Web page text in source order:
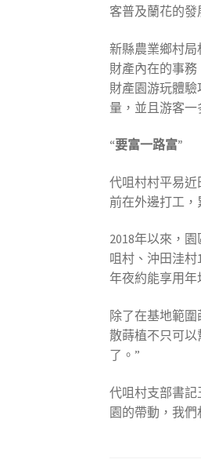
客普及蘭花的
新縣農業鄉村
財產內在的事
財產園游玩體
量，並且游客
“要富一路富”
代咀村村平易近
前在外邊打工
2018年以來，
咀村、沖田洼
年夜約能享用年
除了在基地範
散蒔植不只可
了。”
代咀村支部書
園的帶動，我